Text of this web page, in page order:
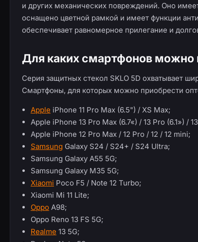
и других механических повреждений. Оно
оснащено цветной рамкой и имеет функции
обеспечивает равномерное прилегание и
Для каких смартфонов можно
Серия защитных стекол SKLO 5D охватывает
Смартфоны, для которых можно приобрести
Apple iPhone 11 Pro Max (6.5") / XS Max;
Apple iPhone 13 Pro Max (6.7«) / 13 Pro (6.1») /
Apple iPhone 12 Pro Max / 12 Pro / 12 / 12 mini;
Samsung Galaxy S24 / S24+ / S24 Ultra;
Samsung Galaxy A55 5G;
Samsung Galaxy M35 5G;
Xiaomi Poco F5 / Note 12 Turbo;
Xiaomi Mi 11 Lite;
Oppo A98;
Oppo Reno 13 FS 5G;
Realme 13 5G;